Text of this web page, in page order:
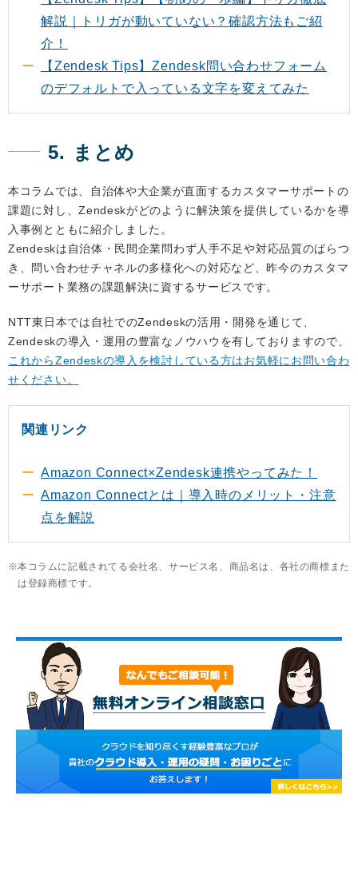
解説｜トリガが動いていない？確認方法もご紹
介！
【Zendesk Tips】Zendesk問い合わせフォーム
のデフォルトで⼊っている⽂字を変えてみた
5. まとめ
本コラムでは、自治体や大企業が直面するカスタマーサポートの
課題に対し、Zendeskがどのように解決策を提供しているかを導
入事例とともに紹介しました。
Zendeskは自治体・民間企業問わず人手不足や対応品質のばらつ
き、問い合わせチャネルの多様化への対応など、昨今のカスタマ
ーサポート業務の課題解決に資するサービスです。
NTT東日本では自社でのZendeskの活用・開発を通じて、
Zendeskの導入・運用の豊富なノウハウを有しておりますので、
これからZendeskの導入を検討している方はお気軽にお問い合わ
せください。
関連リンク
Amazon Connect×Zendesk連携やってみた！
Amazon Connectとは｜導入時のメリット・注意
点を解説
本コラムに記載されてる会社名、サービス名、商品名は、各社の商標また
は登録商標です。